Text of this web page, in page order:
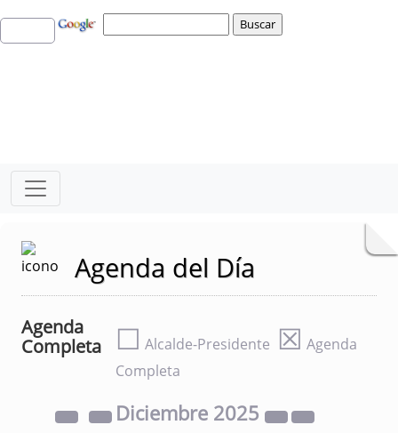
Agenda del Día
Agenda
Completa
☐ Alcalde-Presidente ☒ Agenda
Completa
Diciembre 2025